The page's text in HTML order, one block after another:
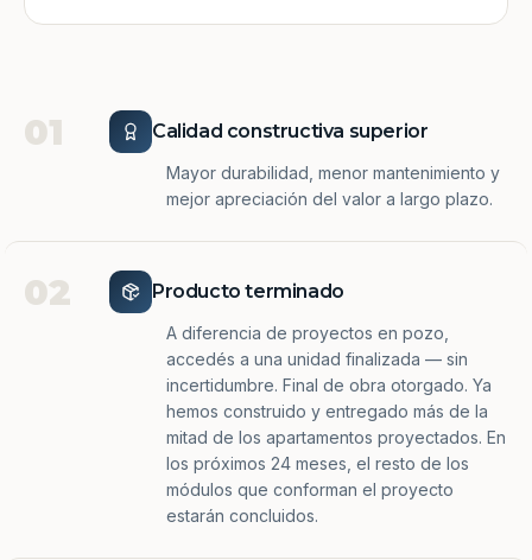
01 Calidad constructiva superior
Mayor durabilidad, menor mantenimiento y
mejor apreciación del valor a largo plazo.
02 Producto terminado
A diferencia de proyectos en pozo,
accedés a una unidad finalizada — sin
incertidumbre. Final de obra otorgado. Ya
hemos construido y entregado más de la
mitad de los apartamentos proyectados. En
los próximos 24 meses, el resto de los
módulos que conforman el proyecto
estarán concluidos.